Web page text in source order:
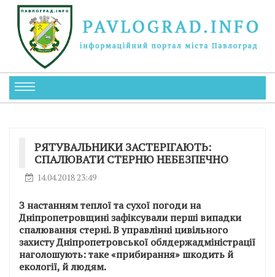
РЯТУВАЛЬНИКИ ЗАСТЕРІГАЮТЬ:
СПАЛЮВАТИ СТЕРНЮ НЕБЕЗПЕЧНО
14.04.2018 23:49
З настанням теплої та сухої погоди на
Дніпропетровщині зафіксували перші випадки
спалювання стерні. В управлінні цивільного
захисту Дніпропетровської облдержадміністрації
наголошують: таке «прибирання» шкодить й
екології, й людям.